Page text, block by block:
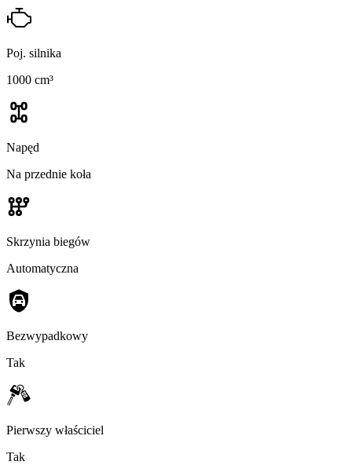
Poj. silnika
1000 cm³
Napęd
Na przednie koła
Skrzynia biegów
Automatyczna
Bezwypadkowy
Tak
Pierwszy właściciel
Tak